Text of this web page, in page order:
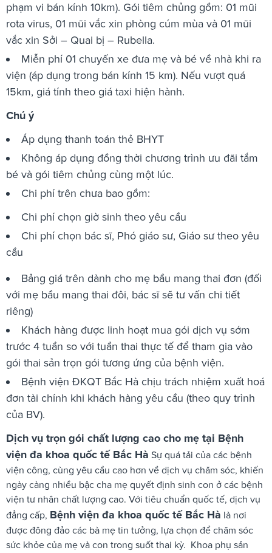
phạm vi bán kính 10km). Gói tiêm chủng gồm: 01 mũi
rota virus, 01 mũi vắc xin phòng cúm mùa và 01 mũi
vắc xin Sởi – Quai bị – Rubella.
Miễn phí 01 chuyến xe đưa mẹ và bé về nhà khi ra
viện (áp dụng trong bán kính 15 km). Nếu vượt quá
15km, giá tính theo giá taxi hiện hành.
Chú ý
Áp dụng thanh toán thẻ BHYT
Không áp dụng đồng thời chương trình ưu đãi tắm
bé và gói tiêm chủng cùng một lúc.
Chi phí trên chưa bao gồm:
Chi phí chọn giờ sinh theo yêu cầu
Chi phí chọn bác sĩ, Phó giáo sư, Giáo sư theo yêu
cầu
Bảng giá trên dành cho mẹ bầu mang thai đơn (đối
với mẹ bầu mang thai đôi, bác sĩ sẽ tư vấn chi tiết
riêng)
Khách hàng được linh hoạt mua gói dịch vụ sớm
trước 4 tuần so với tuần thai thực tế để tham gia vào
gói thai sản trọn gói tương ứng của bệnh viện.
Bệnh viện ĐKQT Bắc Hà chịu trách nhiệm xuất hoá
đơn tài chính khi khách hàng yêu cầu (theo quy trình
của BV).
Dịch vụ trọn gói chất lượng cao cho mẹ tại Bệnh
viện đa khoa quốc tế Bắc Hà Sự quá tải của các bệnh
viện công, cùng yêu cầu cao hơn về dịch vụ chăm sóc, khiến
ngày càng nhiều bậc cha mẹ quyết định sinh con ở các bệnh
viện tư nhân chất lượng cao. Với tiêu chuẩn quốc tế, dịch vụ
đẳng cấp, Bệnh viện đa khoa quốc tế Bắc Hà là nơi
được đông đảo các bà mẹ tin tưởng, lựa chọn để chăm sóc
sức khỏe của mẹ và con trong suốt thai kỳ. Khoa phụ sản